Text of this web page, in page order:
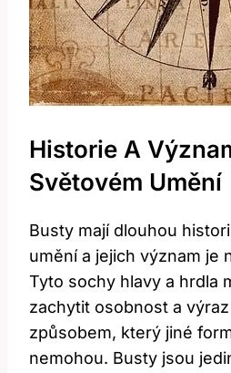
Historie A
Světovém Umění
Busty mají dlouhou
umění a jejich význam je
Tyto sochy hlavy a hrdla
zachytit osobnost a
způsobem, který jiné
nemohou. Busty jsou